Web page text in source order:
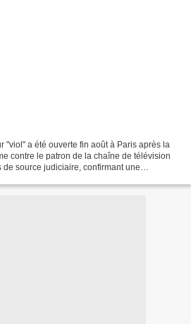
"viol" a été ouverte fin août à Paris après la
contre le patron de la chaîne de télévision
source judiciaire, confirmant une